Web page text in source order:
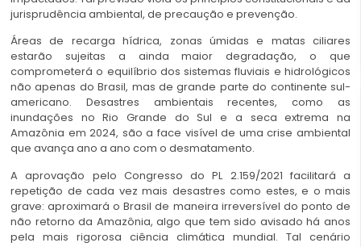
jurisprudência ambiental, de precaução e prevenção.
Áreas de recarga hídrica, zonas úmidas e matas ciliares
estarão sujeitas a ainda maior degradação, o que
comprometerá o equilíbrio dos sistemas fluviais e hidrológicos
não apenas do Brasil, mas de grande parte do continente sul-
americano. Desastres ambientais recentes, como as
inundações no Rio Grande do Sul e a seca extrema na
Amazônia em 2024, são a face visível de uma crise ambiental
que avança ano a ano com o desmatamento.
A aprovação pelo Congresso do PL 2.159/2021 facilitará a
repetição de cada vez mais desastres como estes, e o mais
grave: aproximará o Brasil de maneira irreversível do ponto de
não retorno da Amazônia, algo que tem sido avisado há anos
pela mais rigorosa ciência climática mundial. Tal cenário